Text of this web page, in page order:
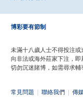
博彩要有節制
未滿十八歲人士不得投注或
向非法或海外莊家下注，即
切勿沉迷賭博，如需尋求輔
常見問題 聯絡我們 傳